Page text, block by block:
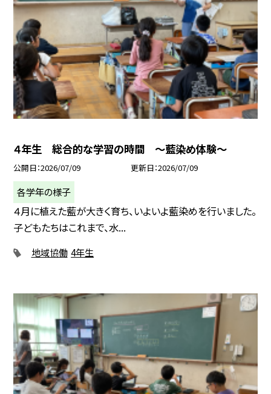
４年生 総合的な学習の時間 ～藍染め体験～
公開日 2026/07/09 更新日 2026/07/09
各学年の様子
４月に植えた藍が大きく育ち、いよいよ藍染めを行いました。
子どもたちはこれまで、水...
地域協働 4年生